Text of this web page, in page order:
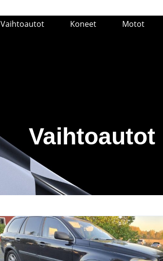
Vaihtoautot Koneet Motot
Vaihtoautot